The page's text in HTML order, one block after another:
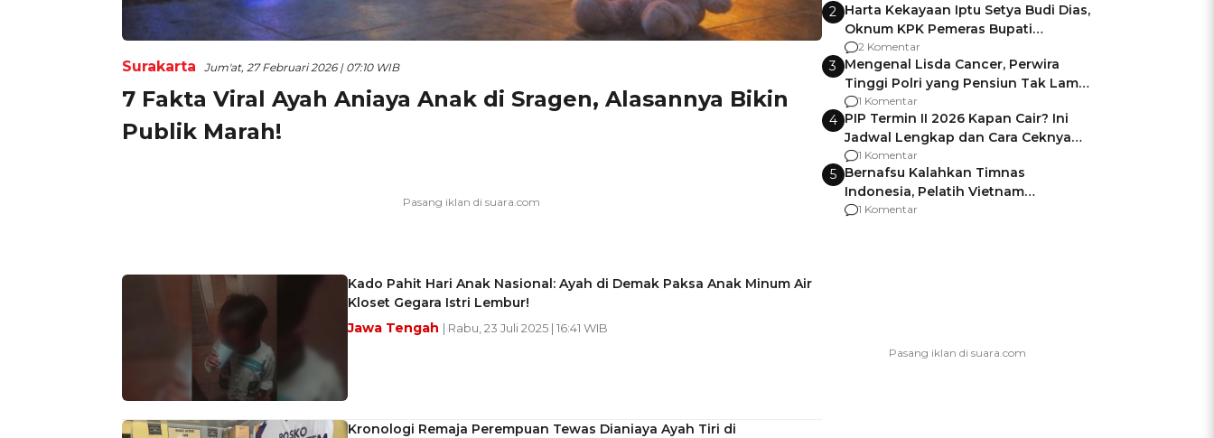
Surakarta Jum'at, 27 Februari 2026 | 07:10 WIB
7 Fakta Viral Ayah Aniaya Anak di Sragen, Alasannya Bikin
Publik Marah!
Kado Pahit Hari Anak Nasional: Ayah di Demak Paksa Anak Minum Air
Kloset Gegara Istri Lembur!
Jawa Tengah | Rabu, 23 Juli 2025 | 16:41 WIB
Kronologi Remaja Perempuan Tewas Dianiaya Ayah Tiri di
2 Harta Kekayaan Iptu Setya Budi Dias,
Oknum KPK Pemeras Bupati
Pemalang
2 Komentar
3 Mengenal Lisda Cancer, Perwira
Tinggi Polri yang Pensiun Tak Lama
Usai Jadi Brigjen
1 Komentar
4 PIP Termin II 2026 Kapan Cair? Ini
Jadwal Lengkap dan Cara Ceknya
agar Dana Tidak Hangus!
1 Komentar
5 Bernafsu Kalahkan Timnas
Indonesia, Pelatih Vietnam
Berencana Pakai Jimat di Pakansari
1 Komentar